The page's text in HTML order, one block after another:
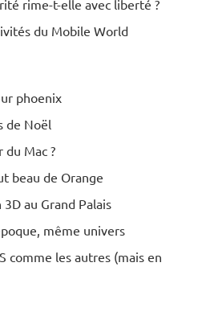
rime-t-elle avec liberté ?
du Mobile World
phoenix
de Noël
du Mac ?
beau de Orange
au Grand Palais
même univers
comme les autres (mais en